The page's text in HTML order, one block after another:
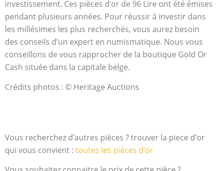
investissement. Ces pièces d’or de 96 Lire ont été émises
pendant plusieurs années. Pour réussir à investir dans
les millésimes les plus recherchés, vous aurez besoin
des conseils d’un expert en numismatique. Nous vous
conseillons de vous rapprocher de la boutique Gold Or
Cash située dans la capitale belge.
Crédits photos : © Heritage Auctions
Vous recherchez d’autres pièces ? trouver la piece d’or
qui vous convient : toutes les pièces d’or